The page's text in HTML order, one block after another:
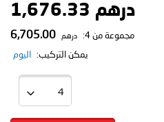
درهم 1,676.33
مجموعة من 4: درهم
يمكن التركيب: اليوم